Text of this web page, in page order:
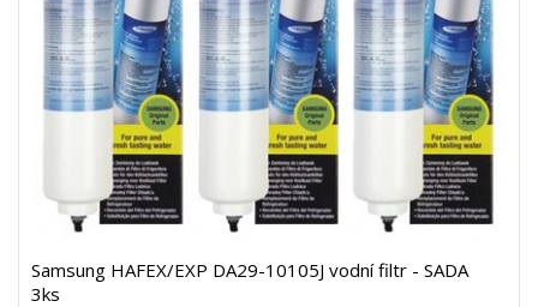
Samsung HAFEX/EXP DA29-10105J vodní filtr - SADA
3ks